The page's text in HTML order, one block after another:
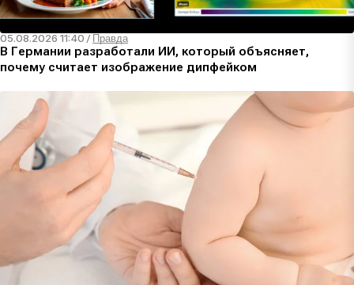
05.08.2026 11:40 / Правда
В Германии разработали ИИ, который объясняет,
почему считает изображение дипфейком